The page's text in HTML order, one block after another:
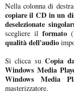
Nella colonna di
copiare il CD in un
deselezionate
scegliere ilformato (
qualità dell'audio
Si clicca suCopia
Windows Media
Windows Media
masterizzatore.